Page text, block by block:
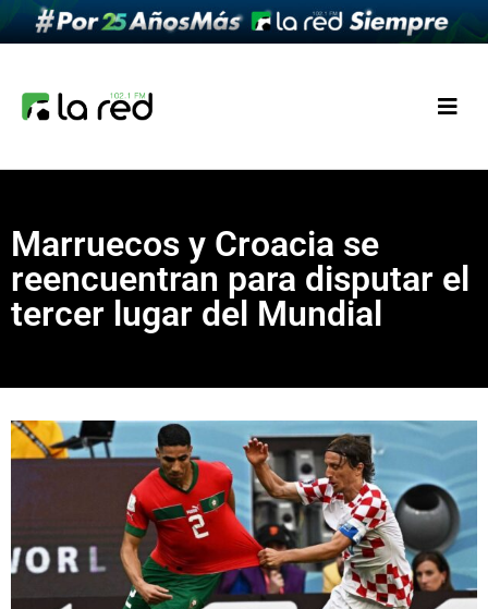
Marruecos y Croacia se
reencuentran para disputar el
tercer lugar del Mundial